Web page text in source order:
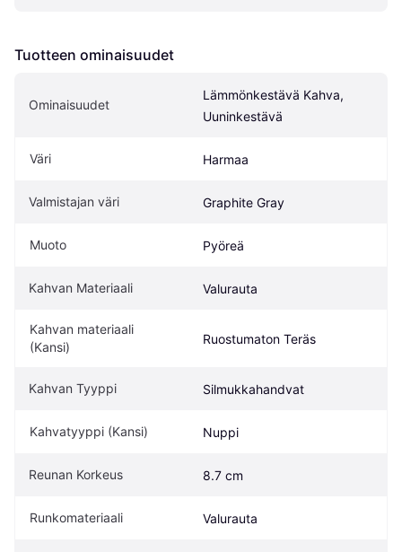
Tuotteen ominaisuudet
Ominaisuudet
Lämmönkestävä Kahva,
Uuninkestävä
Väri Harmaa
Valmistajan väri Graphite Gray
Muoto Pyöreä
Kahvan Materiaali Valurauta
Kahvan materiaali
(Kansi)
Ruostumaton Teräs
Kahvan Tyyppi Silmukkahandvat
Kahvatyyppi (Kansi) Nuppi
Reunan Korkeus 8.7 cm
Runkomateriaali Valurauta